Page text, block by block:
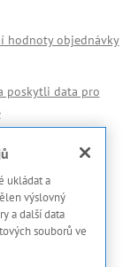
hodnoty objednávky
poskytli data pro
údajů
ukládat a
výslovný
a další data
souborů ve